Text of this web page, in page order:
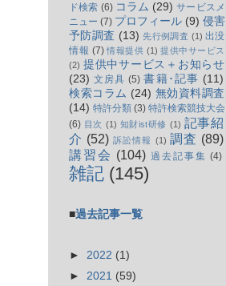
ド検索 (6) コラム (29) サービスメ
ニュー (7) プロフィール (9) 侵害
予防調査 (13) 先行例調査 (1) 出没
情報 (7) 情報提供 (1) 提供中サービス
(2) 提供中サービス＋お知らせ
(23) 文房具 (5) 書籍･記事 (11)
検索コラム (24) 無効資料調査
(14) 特許分類 (3) 特許検索競技大会
(6) 目次 (1) 知財ist研修 (1) 記事紹
介 (52) 訴訟情報 (1) 調査 (89)
講習会 (104) 過去記事集 (4)
雑記 (145)
■過去記事一覧
► 2022 (1)
► 2021 (59)